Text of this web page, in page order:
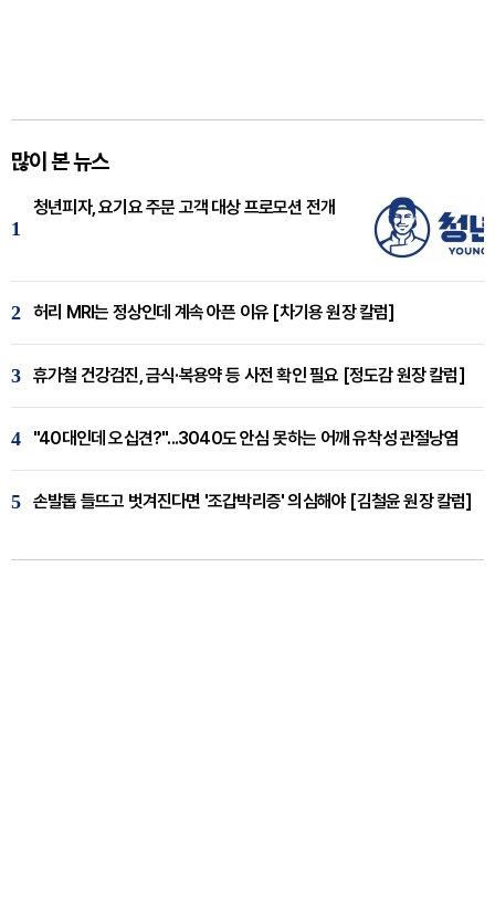
많이 본 뉴스
1
청년피자, 요기요 주문 고객 대상 프로모션 전개
2 허리 MRI는 정상인데 계속 아픈 이유 [차기용 원장 칼럼]
3 휴가철 건강검진, 금식·복용약 등 사전 확인 필요 [정도감 원장 칼럼]
4 "40대인데 오십견?"...3040도 안심 못하는 어깨 유착성 관절낭염
5 손발톱 들뜨고 벗겨진다면 '조갑박리증' 의심해야 [김철윤 원장 칼럼]